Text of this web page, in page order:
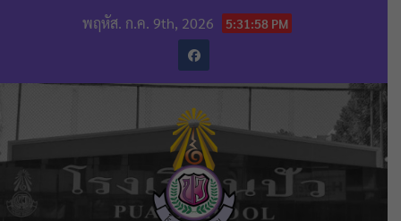
พฤหัส. ก.ค. 9th, 2026 5:31:58 PM